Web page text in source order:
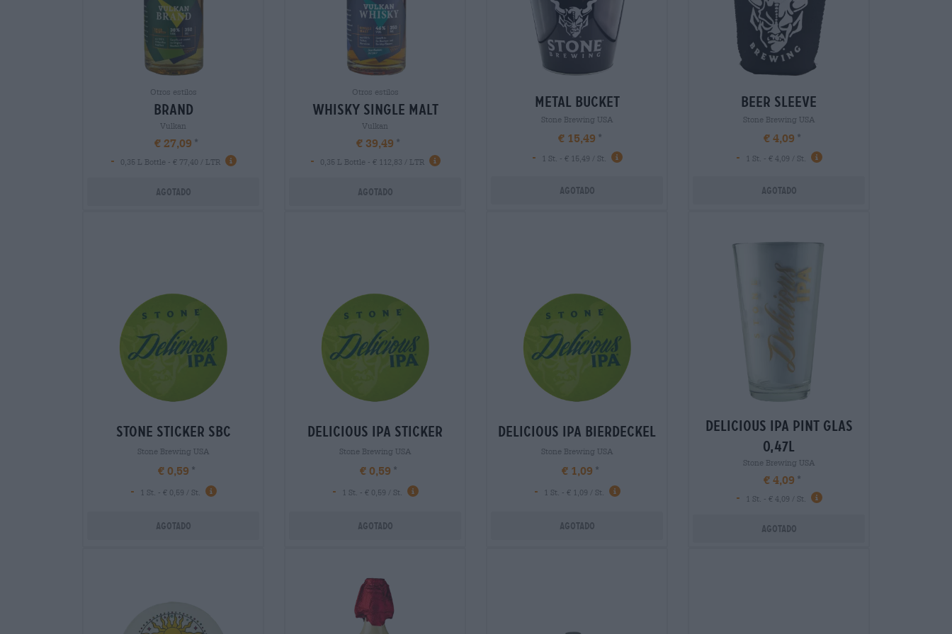
Otros estilos
brand
Vulkan
€ 27,09
-
0,35 L Bottle - € 77,40 / LTR
Agotado
Otros estilos
whisky single malt
Vulkan
€ 39,49
-
0,35 L Bottle - € 112,83 / LTR
Agotado
metal bucket
Stone Brewing USA
€ 15,49
-
1 St. - € 15,49 / St.
Agotado
beer sleeve
Stone Brewing USA
€ 4,09
-
1 St. - € 4,09 / St.
Agotado
stone sticker sbc
Stone Brewing USA
€ 0,59
-
1 St. - € 0,59 / St.
Agotado
delicious ipa sticker
Stone Brewing USA
€ 0,59
-
1 St. - € 0,59 / St.
Agotado
delicious ipa bierdeckel
Stone Brewing USA
€ 1,09
-
1 St. - € 1,09 / St.
Agotado
delicious ipa pint glas
0,47l
Stone Brewing USA
€ 4,09
-
1 St. - € 4,09 / St.
Agotado